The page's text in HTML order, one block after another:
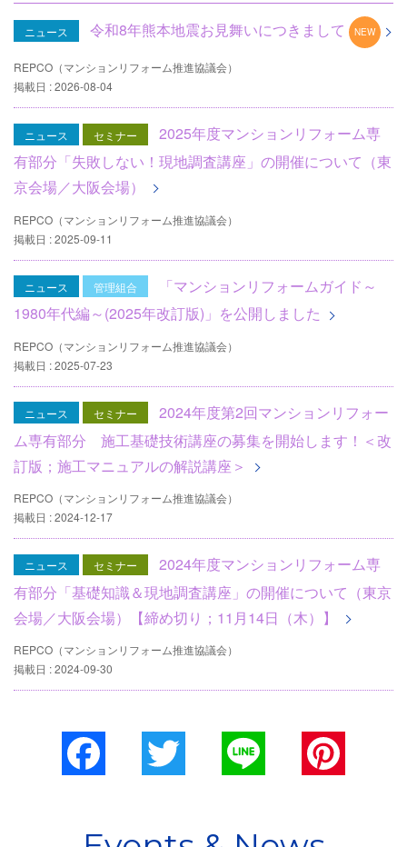
ニュース 令和8年熊本地震お見舞いにつきまして
REPCO（マンションリフォーム推進協議会）
掲載日 : 2026-08-04
ニュース セミナー
2025年度マンションリフォーム専
有部分「失敗しない！現地調査講座」の開催について（東
京会場／大阪会場）
REPCO（マンションリフォーム推進協議会）
掲載日 : 2025-09-11
ニュース 管理組合
「マンションリフォームガイド～
1980年代編～(2025年改訂版)」を公開しました
REPCO（マンションリフォーム推進協議会）
掲載日 : 2025-07-23
ニュース セミナー
2024年度第2回マンションリフォー
ム専有部分 施工基礎技術講座の募集を開始します！＜改
訂版；施工マニュアルの解説講座＞
REPCO（マンションリフォーム推進協議会）
掲載日 : 2024-12-17
ニュース セミナー
2024年度マンションリフォーム専
有部分「基礎知識＆現地調査講座」の開催について（東京
会場／大阪会場）【締め切り；11月14日（木）】
REPCO（マンションリフォーム推進協議会）
掲載日 : 2024-09-30
Facebook